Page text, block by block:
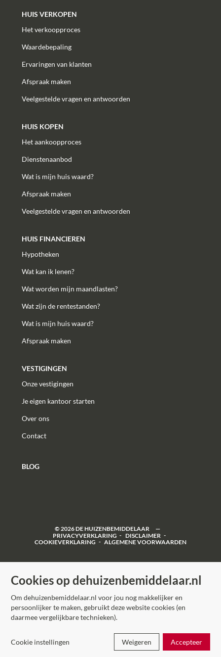
HUIS VERKOPEN
Het verkoopproces
Waardebepaling
Ervaringen van klanten
Afspraak maken
Veelgestelde vragen en antwoorden
HUIS KOPEN
Het aankoopproces
Dienstenaanbod
Wat is mijn huis waard?
Afspraak maken
Veelgestelde vragen en antwoorden
HUIS FINANCIEREN
Hypotheken
Wat kan ik lenen?
Wat worden mijn maandlasten?
Wat zijn de rentestanden?
Wat is mijn huis waard?
Afspraak maken
VESTIGINGEN
Onze vestigingen
Je eigen kantoor starten
Over ons
Contact
BLOG
© 2026DE HUIZENBEMIDDELAAR
PRIVACYVERKLARING
DISCLAIMER
COOKIEVERKLARING
ALGEMENE VOORWAARDEN
Cookies op dehuizenbemiddelaar.nl
Om dehuizenbemiddelaar.nl voor jou nog makkelijker en
persoonlijker te maken, gebruikt deze website cookies (en
daarmee vergelijkbare technieken).
Accepteer
Weigeren
Cookie instellingen